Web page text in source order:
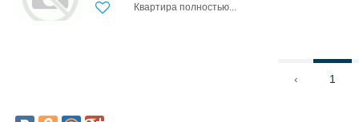
Квартира полностью...
‹ 1